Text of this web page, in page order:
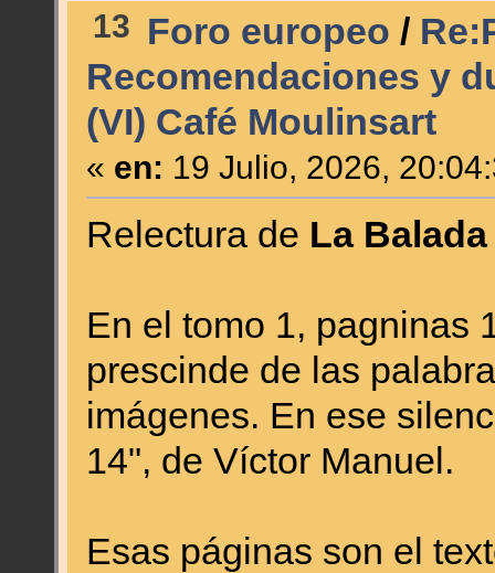
13 Foro europeo /
Recomendaciones y
(VI) Café Moulinsart
« en: 19 Julio, 2026,
Relectura de La
En el tomo 1, pagninas
prescinde de las
imágenes. En ese
14", de Víctor Manuel.
Esas páginas son el